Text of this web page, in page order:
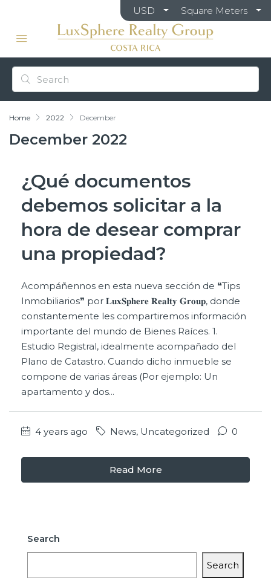
USD Square Meters
Home 2022 December
December 2022
¿Qué documentos
debemos solicitar a la
hora de desear comprar
una propiedad?
Acompáñennos en esta nueva sección de ❝Tips
Inmobiliarios❞ por 𝐋𝐮𝐱𝐒𝐩𝐡𝐞𝐫𝐞 𝐑𝐞𝐚𝐥𝐭𝐲 𝐆𝐫𝐨𝐮𝐩, donde
constantemente les compartiremos información
importante del mundo de Bienes Raíces. 1.
Estudio Registral, idealmente acompañado del
Plano de Catastro. Cuando dicho inmueble se
compone de varias áreas (Por ejemplo: Un
apartamento y dos...
4 years ago News, Uncategorized 0
Read More
Search
Search